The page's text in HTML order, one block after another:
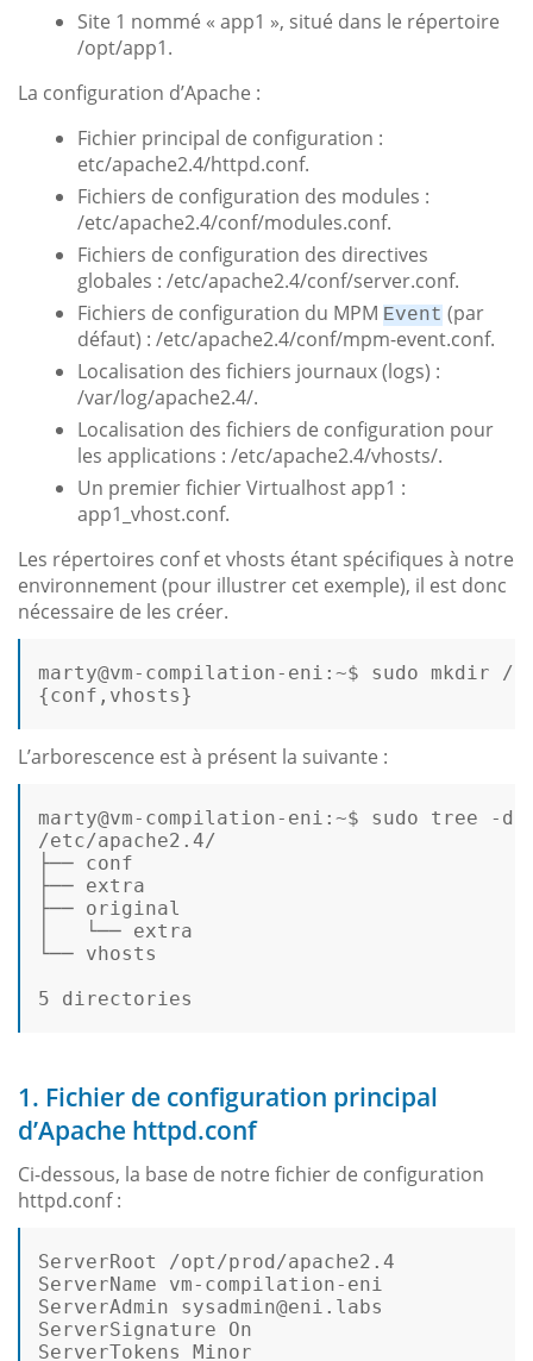
Site 1 nommé « app1 », situé dans le répertoire
/opt/app1.
La configuration d’Apache :
Fichier principal de configuration :
etc/apache2.4/httpd.conf.
Fichiers de configuration des modules :
/etc/apache2.4/conf/modules.conf.
Fichiers de configuration des directives
globales : /etc/apache2.4/conf/server.conf.
Fichiers de configuration du MPM Event (par
défaut) : /etc/apache2.4/conf/mpm-event.conf.
Localisation des fichiers journaux (logs) :
/var/log/apache2.4/.
Localisation des fichiers de configuration pour
les applications : /etc/apache2.4/vhosts/.
Un premier fichier Virtualhost app1 :
app1_vhost.conf.
Les répertoires conf et vhosts étant spécifiques à notre
environnement (pour illustrer cet exemple), il est donc
nécessaire de les créer.
marty@vm-compilation-eni:~$ sudo mkdir /
{conf,vhosts}
L’arborescence est à présent la suivante :
marty@vm-compilation- eni: ~$ sudo tree -d
/etc/apache2. 4/
├── conf
├── extra
├── original
│   └── extra
└── vhosts
5 directories
1. Fichier de configuration principal
d’Apache httpd.conf
Ci-dessous, la base de notre fichier de configuration
httpd.conf :
ServerRoot /opt/prod/apache2.4
ServerName vm-compilation-eni
ServerAdmin sysadmin@eni.labs
ServerSignature On
ServerTokens Minor